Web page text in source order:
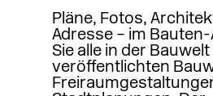
Pläne, Fotos,
Adresse – im
Sie alle in der Bauwelt
veröffentlichten